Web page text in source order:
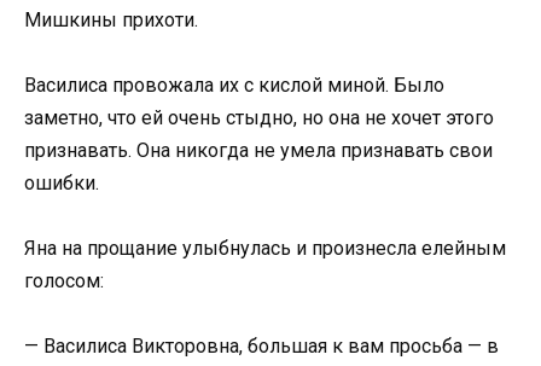
Мишкины прихоти.
Василиса провожала их с кислой миной. Было
заметно, что ей очень стыдно, но она не хочет этого
признавать. Она никогда не умела признавать свои
ошибки.
Яна на прощание улыбнулась и произнесла елейным
голосом:
— Василиса Викторовна, большая к вам просьба — в